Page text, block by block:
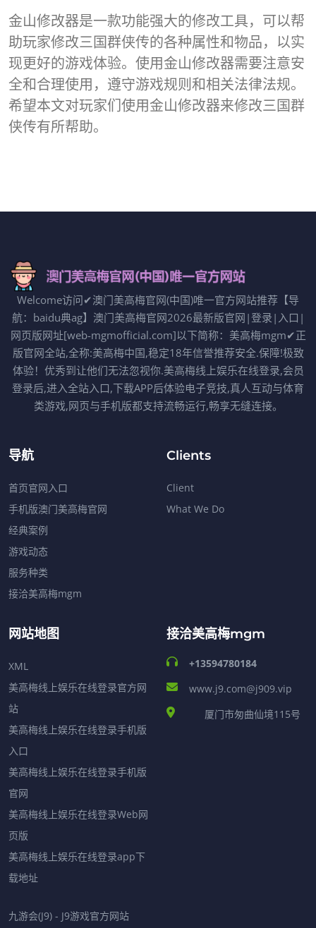
金山修改器是一款功能强大的修改工具，可以帮
助玩家修改三国群侠传的各种属性和物品，以实
现更好的游戏体验。使用金山修改器需要注意安
全和合理使用，遵守游戏规则和相关法律法规。
希望本文对玩家们使用金山修改器来修改三国群
侠传有所帮助。
Welcome访问✔澳门美高梅官网(中国)唯一官方网站推荐【导
航：baidu典ag】澳门美高梅官网2026最新版官网|登录|入口|
网页版网址[web-mgmofficial.com]以下简称：美高梅mgm✔正
版官网全站,全称:美高梅中国,稳定18年信誉推荐安全.保障!极致
体验！优秀到让他们无法忽视你.美高梅线上娱乐在线登录,会员
登录后,进入全站入口,下载APP后体验电子竞技,真人互动与体育
类游戏,网页与手机版都支持流畅运行,畅享无缝连接。
导航
首页官网入口
手机版澳门美高梅官网
经典案例
游戏动态
服务种类
接洽美高梅mgm
Clients
Client
What We Do
网站地图
XML
美高梅线上娱乐在线登录官方网
站
美高梅线上娱乐在线登录手机版
入口
美高梅线上娱乐在线登录手机版
官网
美高梅线上娱乐在线登录Web网
页版
美高梅线上娱乐在线登录app下
载地址
九游会(J9) - J9游戏官方网站
接洽美高梅mgm
+13594780184
www.j9.com@j909.vip
厦门市匆曲仙境115号